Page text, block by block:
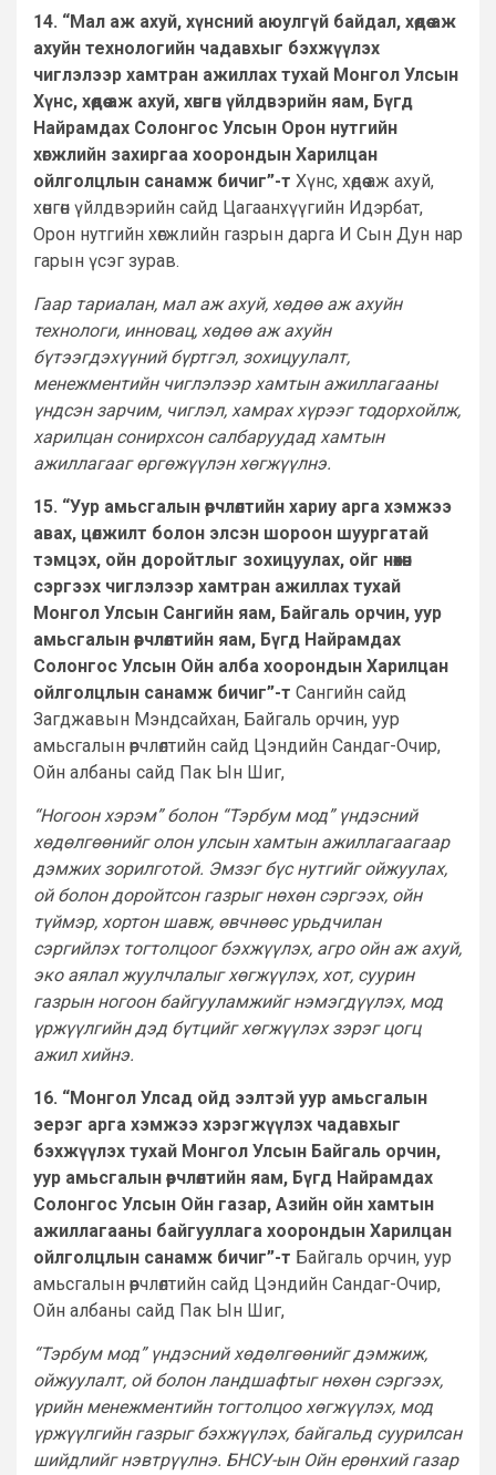
14. “Мал аж ахуй, хүнсний аюулгүй байдал, хөдөө аж
ахуйн технологийн чадавхыг бэхжүүлэх
чиглэлээр хамтран ажиллах тухай Монгол Улсын
Хүнс, хөдөө аж ахуй, хөнгөн үйлдвэрийн яам, Бүгд
Найрамдах Солонгос Улсын Орон нутгийн
хөгжлийн захиргаа хоорондын Харилцан
ойлголцлын санамж бичиг”-т Хүнс, хөдөө аж ахуй,
хөнгөн үйлдвэрийн сайд Цагаанхүүгийн Идэрбат,
Орон нутгийн хөгжлийн газрын дарга И Сын Дун нар
гарын үсэг зурав.
Гаар тариалан, мал аж ахуй, хөдөө аж ахуйн
технологи, инновац, хөдөө аж ахуйн
бүтээгдэхүүний бүртгэл, зохицуулалт,
менежментийн чиглэлээр хамтын ажиллагааны
үндсэн зарчим, чиглэл, хамрах хүрээг тодорхойлж,
харилцан сонирхсон салбаруудад хамтын
ажиллагааг өргөжүүлэн хөгжүүлнэ.
15. “Уур амьсгалын өөрчлөлтийн хариу арга хэмжээ
авах, цөлжилт болон элсэн шороон шуургатай
тэмцэх, ойн доройтлыг зохицуулах, ойг нөхөн
сэргээх чиглэлээр хамтран ажиллах тухай
Монгол Улсын Сангийн яам, Байгаль орчин, уур
амьсгалын өөрчлөлтийн яам, Бүгд Найрамдах
Солонгос Улсын Ойн алба хоорондын Харилцан
ойлголцлын санамж бичиг”-т Сангийн сайд
Загджавын Мэндсайхан, Байгаль орчин, уур
амьсгалын өөрчлөлтийн сайд Цэндийн Сандаг-Очир,
Ойн албаны сайд Пак Ын Шиг,
“Ногоон хэрэм” болон “Тэрбум мод” үндэсний
хөдөлгөөнийг олон улсын хамтын ажиллагаагаар
дэмжих зорилготой. Эмзэг бүс нутгийг ойжуулах,
ой болон доройтсон газрыг нөхөн сэргээх, ойн
түймэр, хортон шавж, өвчнөөс урьдчилан
сэргийлэх тогтолцоог бэхжүүлэх, агро ойн аж ахуй,
эко аялал жуулчлалыг хөгжүүлэх, хот, суурин
газрын ногоон байгууламжийг нэмэгдүүлэх, мод
үржүүлгийн дэд бүтцийг хөгжүүлэх зэрэг цогц
ажил хийнэ.
16. “Монгол Улсад ойд ээлтэй уур амьсгалын
эерэг арга хэмжээ хэрэгжүүлэх чадавхыг
бэхжүүлэх тухай Монгол Улсын Байгаль орчин,
уур амьсгалын өөрчлөлтийн яам, Бүгд Найрамдах
Солонгос Улсын Ойн газар, Азийн ойн хамтын
ажиллагааны байгууллага хоорондын Харилцан
ойлголцлын санамж бичиг”-т Байгаль орчин, уур
амьсгалын өөрчлөлтийн сайд Цэндийн Сандаг-Очир,
Ойн албаны сайд Пак Ын Шиг,
“Тэрбум мод” үндэсний хөдөлгөөнийг дэмжиж,
ойжуулалт, ой болон ландшафтыг нөхөн сэргээх,
үрийн менежментийн тогтолцоо хөгжүүлэх, мод
үржүүлгийн газрыг бэхжүүлэх, байгальд суурилсан
шийдлийг нэвтрүүлнэ. БНСУ-ын Ойн ерөнхий газар